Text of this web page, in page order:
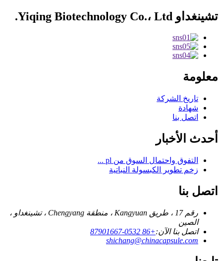
تشينغداو Yiqing Biotechnology Co.، Ltd.
معلومة
تاريخ الشركة
شهادة
اتصل بنا
أحدث الأخبار
التفوق واحتمال السوق من pl ...
زخم تطوير الكبسولة النباتية
اتصل بنا
رقم 17 ، طريق Kangyuan ، منطقة Chengyang ، تشينغداو ،
الصين
اتصل بنا الآن:+86 0532-87901667
shichang@chinacapsule.com